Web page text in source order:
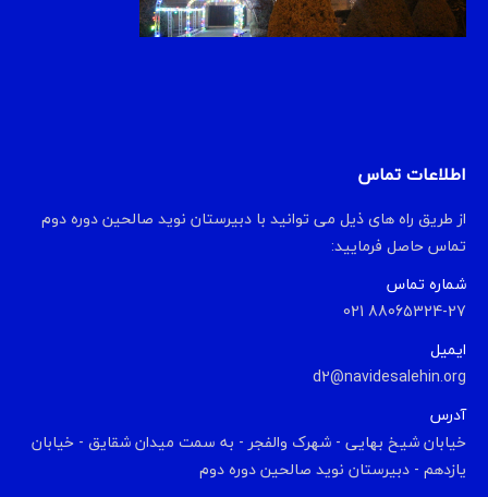
اطلاعات تماس
از طریق راه های ذیل می توانید با دبیرستان نوید صالحین دوره دوم
تماس حاصل فرمایید:
شماره تماس
88065324-27 021
ایمیل
d2@navidesalehin.org
آدرس
خیابان شیخ بهایی - شهرک والفجر - به سمت میدان شقایق - خیابان
یازدهم - دبیرستان نوید صالحین دوره دوم